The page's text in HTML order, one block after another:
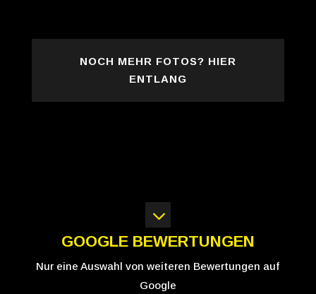
NOCH MEHR FOTOS? HIER
ENTLANG
3
GOOGLE BEWERTUNGEN
Nur eine Auswahl von weiteren Bewertungen auf
Google